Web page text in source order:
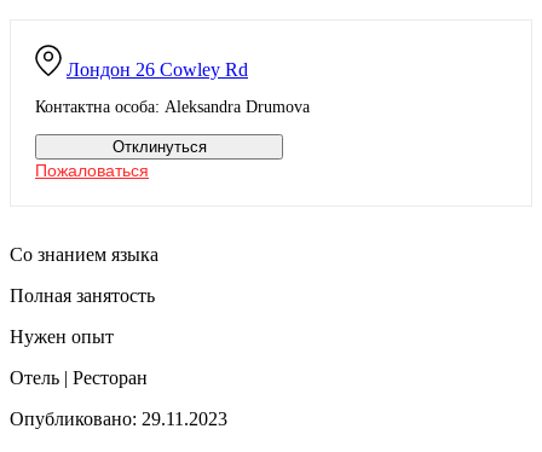
Лондон 26 Cowley Rd
Контактна особа: Aleksandra Drumova
Отклинуться
Пожаловаться
Со знанием языка
Полная занятость
Нужен опыт
Отель | Ресторан
Опубликовано: 29.11.2023